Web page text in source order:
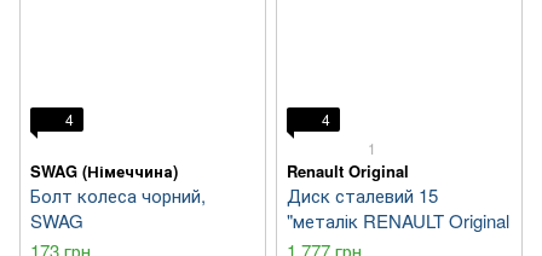
4
SWAG (Німеччина)
Болт колеса чорний,
SWAG
4
1
Renault Original
Диск сталевий 15
"металік RENAULT Original